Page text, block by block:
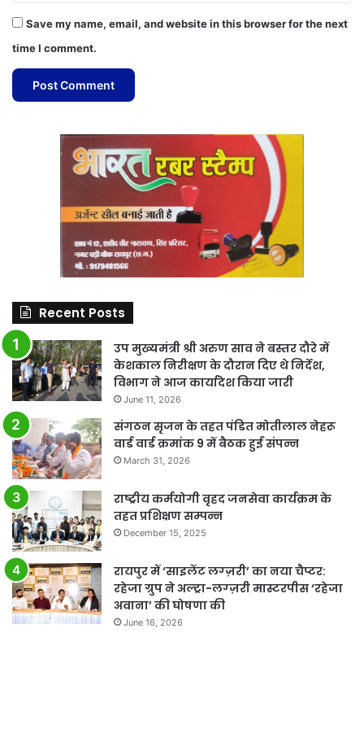
Save my name, email, and website in this browser for the next
time I comment.
Recent Posts
उप मुख्यमंत्री श्री अरुण साव ने बस्तर दौरे में
केशकाल निरीक्षण के दौरान दिए थे निर्देश,
विभाग ने आज कार्यादेश किया जारी
June 11, 2026
संगठन सृजन के तहत पंडित मोतीलाल नेहरू
वार्ड वार्ड क्रमांक 9 में बैठक हुई संपन्न
March 31, 2026
राष्ट्रीय कर्मयोगी वृहद जनसेवा कार्यक्रम के
तहत प्रशिक्षण सम्पन्न
December 15, 2025
रायपुर में ‘साइलेंट लग्ज़री’ का नया चैप्टर:
रहेजा ग्रुप ने अल्ट्रा-लग्ज़री मास्टरपीस ‘रहेजा
अवाना’ की घोषणा की
June 16, 2026